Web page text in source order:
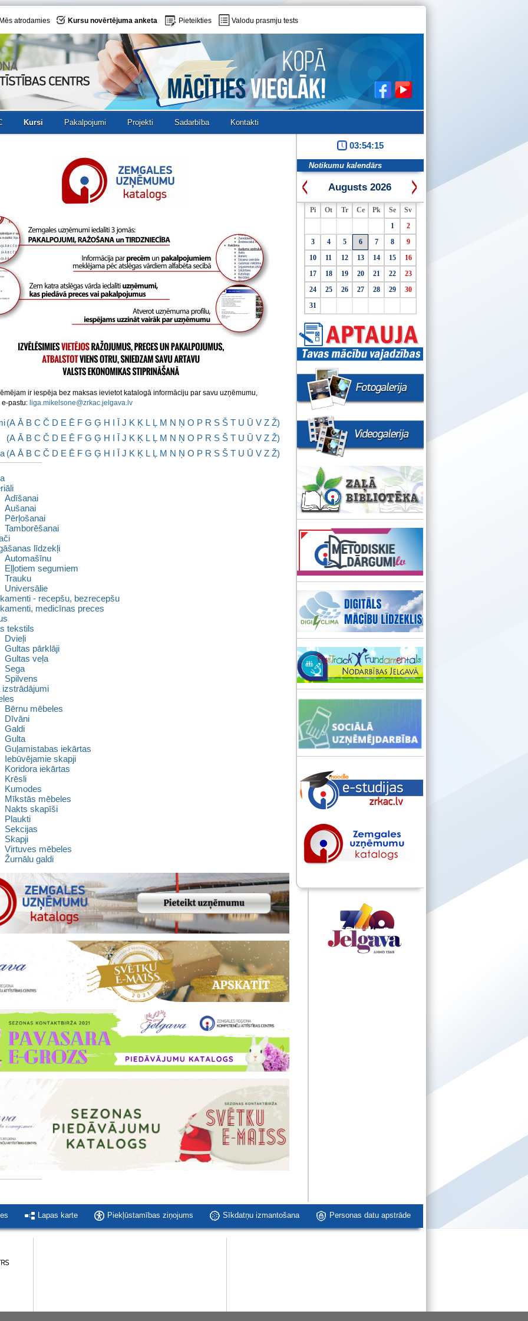
Mēs atrodamies Kursu novērtējuma anketa Pieteikties Valodu prasmju tests
Kursi Pakalpojumi Projekti Sadarbība Kontakti
ir iespēja bez maksas ievietot katalogā informāciju par savu uzņēmumu,
pastu: liga.mikelsone@zrkac.jelgava.lv
(A Ā B C Č D E Ē F G Ģ H I Ī J K Ķ L Ļ M N Ņ O P R S Š T U Ū V Z Ž)
(A Ā B C Č D E Ē F G Ģ H I Ī J K Ķ L Ļ M N Ņ O P R S Š T U Ū V Z Ž)
(A Ā B C Č D E Ē F G Ģ H I Ī J K Ķ L Ļ M N Ņ O P R S Š T U Ū V Z Ž)
Adīšanai
Aušanai
Pērļošanai
Tamborēšanai
līdzekļi
Automašīnu
Eļļotiem segumiem
Trauku
Universālie
- recepšu, bezrecepšu
medicīnas preces
tekstils
Dvieļi
Gultas pārklāji
Gultas veļa
Sega
Spilvens
izstrādājumi
Bērnu mēbeles
Dīvāni
Galdi
Gulta
Guļamistabas iekārtas
Iebūvējamie skapji
Koridora iekārtas
Krēsli
Kumodes
Mīkstās mēbeles
Nakts skapīši
Plaukti
Sekcijas
Skapji
Virtuves mēbeles
Žurnālu galdi
03:54:16
Notikumu kalendārs
Augusts 2026
Pi Ot Tr Ce Pk Se
Sv
1
2
3
4 5 6 7 8
9
10
11 12 13 14 15
16
17
18 19 20 21 22
23
24
25 26 27 28 29
30
31
Lapas karte Piekļūstamības ziņojums Sīkdatņu izmantošana Personas datu apstrāde